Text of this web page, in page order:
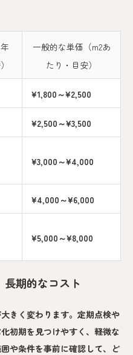
一般的な単価（m2あ
たり・目安）
¥1,800～¥2,500
¥2,500～¥3,500
¥3,000～¥4,000
¥4,000～¥6,000
¥5,000～¥8,000
期的なコスト
きく変わります。定期点検や
初期を見つけやすく、軽微な
や条件を事前に確認して、ど